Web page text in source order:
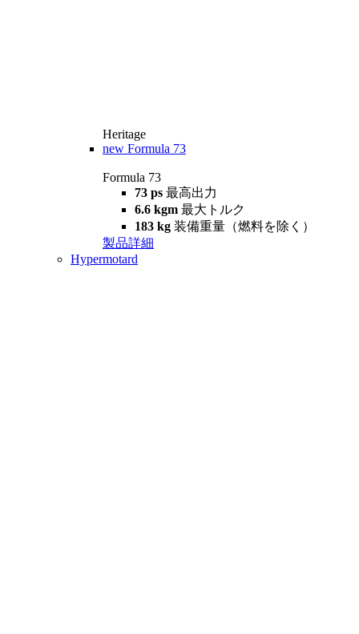
Heritage
new Formula 73
Formula 73
73 ps 最高出力
6.6 kgm 最大トルク
183 kg 装備重量（燃料を除く）
製品詳細
Hypermotard